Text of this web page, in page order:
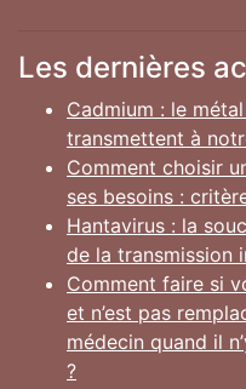
Les dernières
Cadmium : le
transmettent à
Comment choisir
ses besoins :
Hantavirus : la
de la transmission
Comment faire si
et n’est pas
médecin quand il
?